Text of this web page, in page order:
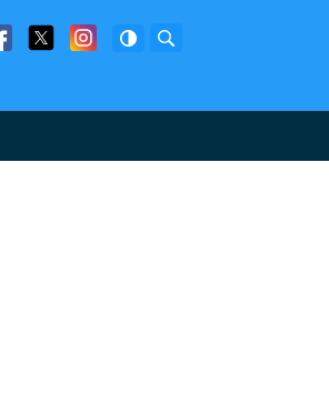
Facebook
Twitter Facebook